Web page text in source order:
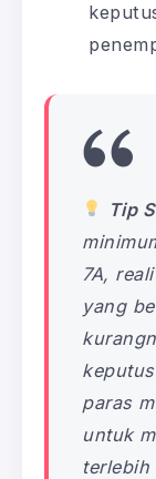
Tip
7A,
yang
paras
untuk